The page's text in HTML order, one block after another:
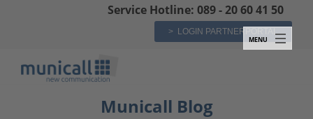
Service Hotline: 089 - 20 60 41 50
> LOGIN PARTNERPORTAL
Municall Blog